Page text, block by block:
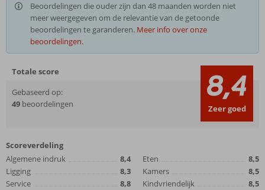
Beoordelingen die ouder zijn dan 48 maanden worden niet
meer weergegeven om de relevantie van de getoonde
beoordelingen te garanderen. Meer info over onze
beoordelingen.
Totale score
Gebaseerd op:
49 beoordelingen 8,4
Zeer goed
Scoreverdeling
Algemene indruk
8,4
Ligging
8,3
Service
8,8
Eten
8,5
Kamers
8,5
Kindvriendelijk
8,5